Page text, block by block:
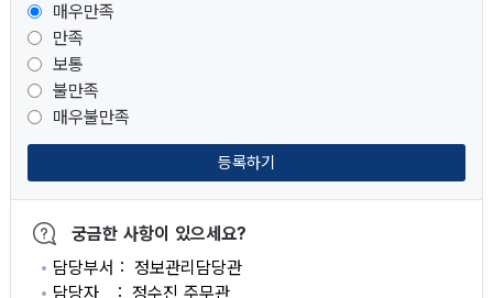
매우만족
만족
보통
불만족
매우불만족
등록하기
궁금한 사항이 있으세요?
담당부서
정보관리담당관
담당자
정수진 주무관